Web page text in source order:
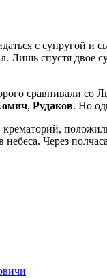
с супругой и
Лишь спустя двое
сравнивали
, Рудаков. Но
крематорий,
Через